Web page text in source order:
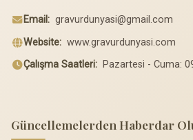
Email: gravurdunyasi@gmail.com
Website: www.gravurdunyasi.com
Çalışma Saatleri: Pazartesi - Cuma:
Güncellemelerden Haberdar